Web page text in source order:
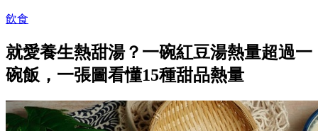
飲食
就愛養生熱甜湯？一碗紅豆湯熱量超過一
碗飯，一張圖看懂15種甜品熱量